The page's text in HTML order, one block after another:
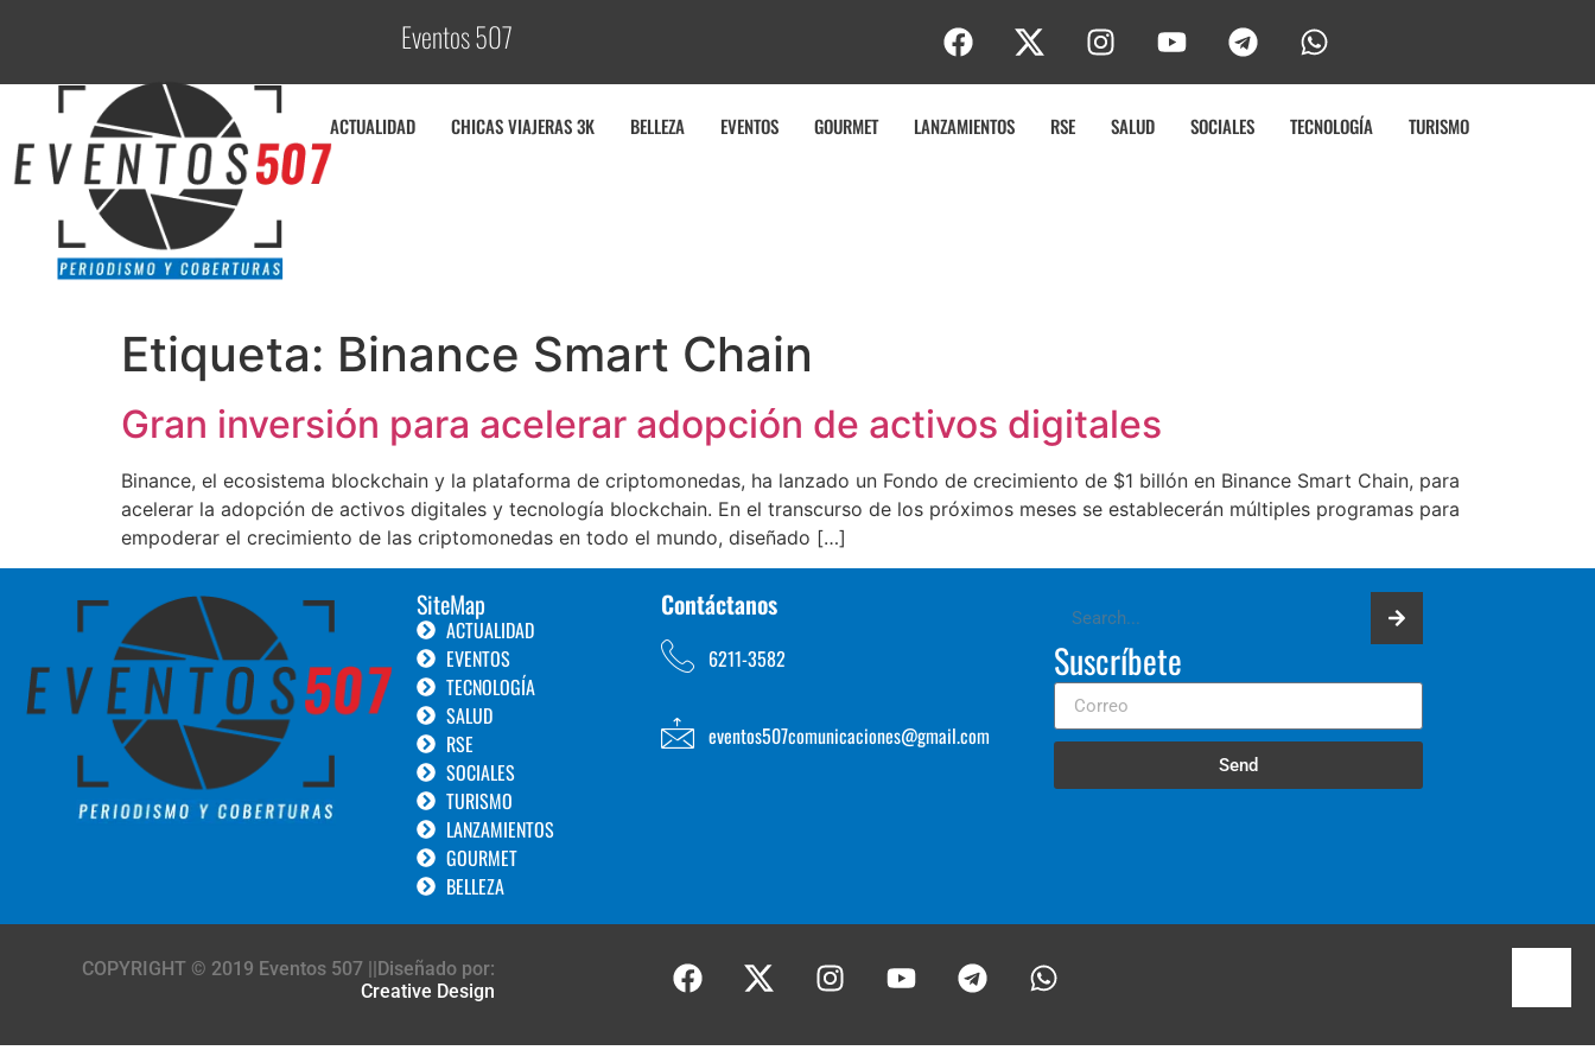
Eventos 507
ACTUALIDAD CHICAS VIAJERAS 3K BELLEZA EVENTOS GOURMET LANZAMIENTOS RSE SALUD SOCIALES TECNOLOGÍA TURISMO
Etiqueta: Binance Smart Chain
Gran inversión para acelerar adopción de activos digitales
Binance, el ecosistema blockchain y la plataforma de criptomonedas, ha lanzado un Fondo de crecimiento de $1 billón en Binance Smart Chain, para
acelerar la adopción de activos digitales y tecnología blockchain. En el transcurso de los próximos meses se establecerán múltiples programas para
empoderar el crecimiento de las criptomonedas en todo el mundo, diseñado […]
SiteMap
ACTUALIDAD
EVENTOS
TECNOLOGÍA
SALUD
RSE
SOCIALES
TURISMO
LANZAMIENTOS
GOURMET
BELLEZA
Contáctanos
6211-3582
eventos507comunicaciones@gmail.com
Suscríbete
Send
COPYRIGHT © 2019 Eventos 507 ||Diseñado por:
Creative Design